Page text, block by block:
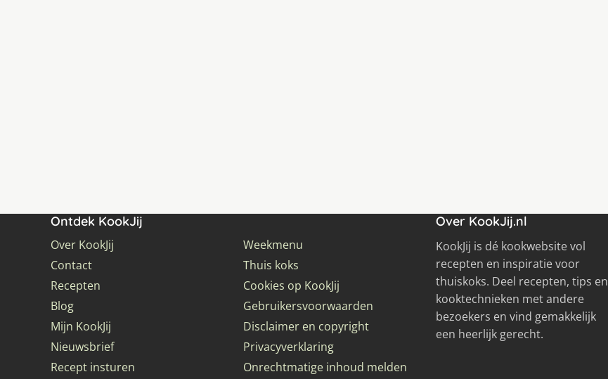
Ontdek KookJij
Over KookJij
Contact
Recepten
Blog
Mijn KookJij
Nieuwsbrief
Recept insturen
Weekmenu
Thuis koks
Cookies op KookJij
Gebruikersvoorwaarden
Disclaimer en copyright
Privacyverklaring
Onrechtmatige inhoud melden
Over KookJij.nl
KookJij is dé kookwebsite vol
recepten en inspiratie voor
thuiskoks. Deel recepten, tips en
kooktechnieken met andere
bezoekers en vind gemakkelijk
een heerlijk gerecht.